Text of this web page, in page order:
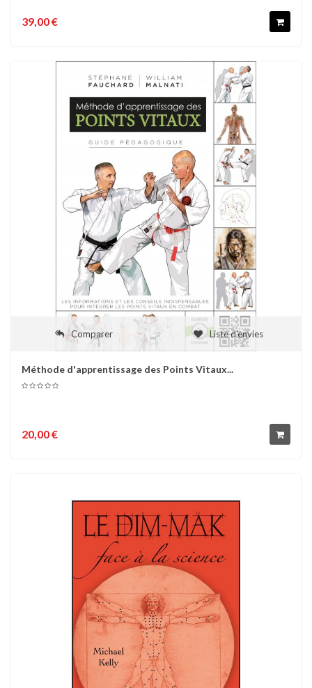
39,00 €
Comparer Liste d'envies
Méthode d'apprentissage des Points Vitaux...
20,00 €